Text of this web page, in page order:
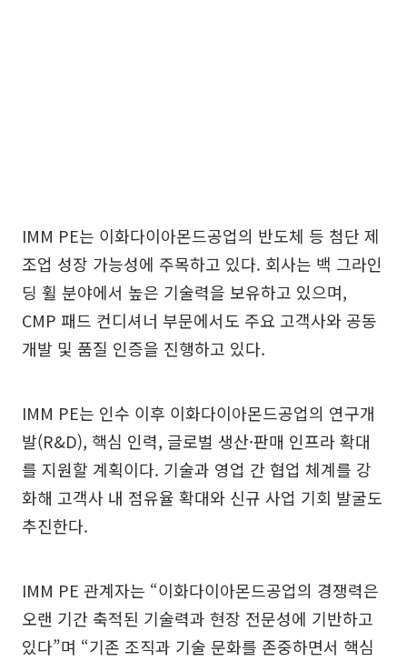
IMM PE는 이화다이아몬드공업의 반도체 등 첨단 제
조업 성장 가능성에 주목하고 있다. 회사는 백 그라인
딩 휠 분야에서 높은 기술력을 보유하고 있으며,
CMP 패드 컨디셔너 부문에서도 주요 고객사와 공동
개발 및 품질 인증을 진행하고 있다.
IMM PE는 인수 이후 이화다이아몬드공업의 연구개
발(R&D), 핵심 인력, 글로벌 생산·판매 인프라 확대
를 지원할 계획이다. 기술과 영업 간 협업 체계를 강
화해 고객사 내 점유율 확대와 신규 사업 기회 발굴도
추진한다.
IMM PE 관계자는 “이화다이아몬드공업의 경쟁력은
오랜 기간 축적된 기술력과 현장 전문성에 기반하고
있다”며 “기존 조직과 기술 문화를 존중하면서 핵심